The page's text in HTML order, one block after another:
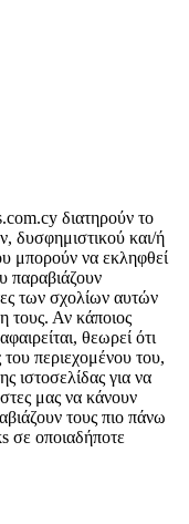
διατηρούν το
δυσφημιστικού και/ή
μπορούν να εκληφθεί
παραβιάζουν
των σχολίων αυτών
τους. Αν κάποιος
θεωρεί ότι
του περιεχομένου του,
ιστοσελίδας για να
μας να κάνουν
τους πιο πάνω
σε οποιαδήποτε